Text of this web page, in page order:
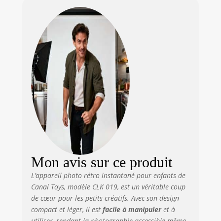
de 3 pouces
rendent
l’expérience
intuitive et ludique.
PERSONNALISATION
AVEC FILTRES ET
CADRES : Réalise
des photos en mode
portrait, paysage ou
selfie via le double
objectif. Ajoute
tes impressions
avec les feutres et
stickers fournis.
Insère une carte
micro-SD pour
filmer, enregistrer
Mon avis sur ce produit
L’appareil photo rétro instantané pour enfants de
Canal Toys, modèle CLK 019, est un véritable coup
de cœur pour les petits créatifs. Avec son design
compact et léger, il est facile à manipuleret à